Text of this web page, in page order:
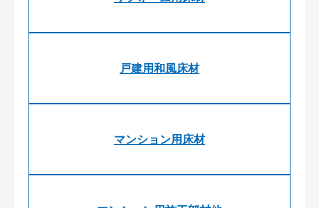
戸建用和風床材
マンション用床材